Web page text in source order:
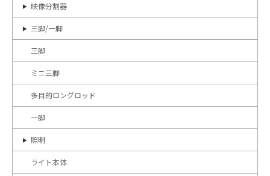
映像分割器
三脚/一脚
三脚
ミニ三脚
多目的ロングロッド
一脚
照明
ライト本体